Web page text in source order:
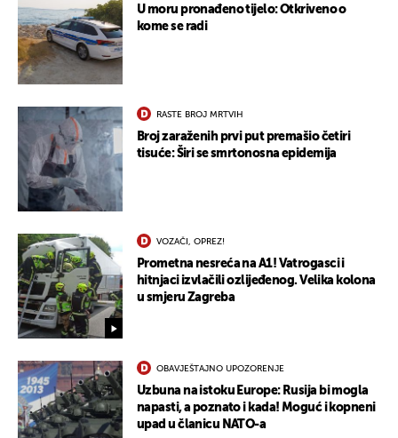
U moru pronađeno tijelo: Otkriveno o
kome se radi
RASTE BROJ MRTVIH
Broj zaraženih prvi put premašio četiri
tisuće: Širi se smrtonosna epidemija
VOZAČI, OPREZ!
Prometna nesreća na A1! Vatrogasci i
hitnjaci izvlačili ozlijeđenog. Velika kolona
u smjeru Zagreba
OBAVJEŠTAJNO UPOZORENJE
Uzbuna na istoku Europe: Rusija bi mogla
napasti, a poznato i kada! Moguć i kopneni
upad u članicu NATO-a
UKLJUČITE NOTIFIKACIJE